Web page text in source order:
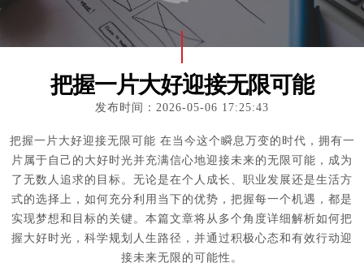
把握一片大好迎接无限可能
发布时间：2026-05-06 17:25:43
把握一片大好迎接无限可能 在当今这个瞬息万变的时代，拥有一
片属于自己的大好时光并充满信心地迎接未来的无限可能，成为
了无数人追求的目标。无论是在个人成长、职业发展还是生活方
式的选择上，如何充分利用当下的优势，把握每一个机遇，都是
实现梦想和目标的关键。本篇文章将从多个角度详细解析如何把
握大好时光，科学规划人生路径，并通过积极心态和有效行动迎
接未来无限的可能性。